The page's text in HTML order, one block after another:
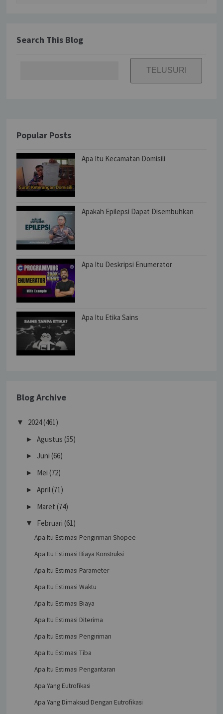
Search This Blog
Popular Posts
Apa Itu Kecamatan Domisili
Apakah Epilepsi Dapat Disembuhkan
Apa Itu Deskripsi Enumerator
Apa Itu Etika Sains
Blog Archive
▼ 2024(461)
►Agustus (55)
► Juni (66)
► Mei (72)
►April (71)
► Maret (74)
▼ Februari (61)
Apa Itu Estimasi Pengiriman Shopee
Apa Itu Estimasi Biaya Konstruksi
Apa Itu Estimasi Parameter
Apa Itu Estimasi Waktu
Apa Itu Estimasi Biaya
Apa Itu Estimasi Diterima
Apa Itu Estimasi Pengiriman
Apa Itu Estimasi Tiba
Apa Itu Estimasi Pengantaran
Apa Yang Eutrofikasi
Apa Yang Dimaksud Dengan Eutrofikasi